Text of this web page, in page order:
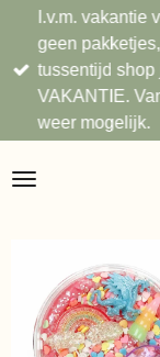
direct
naar
hoofdinhoud
I.v.m. vakantie
geen
tussentijd shop
VAKANTIE.
weer mogelijk.